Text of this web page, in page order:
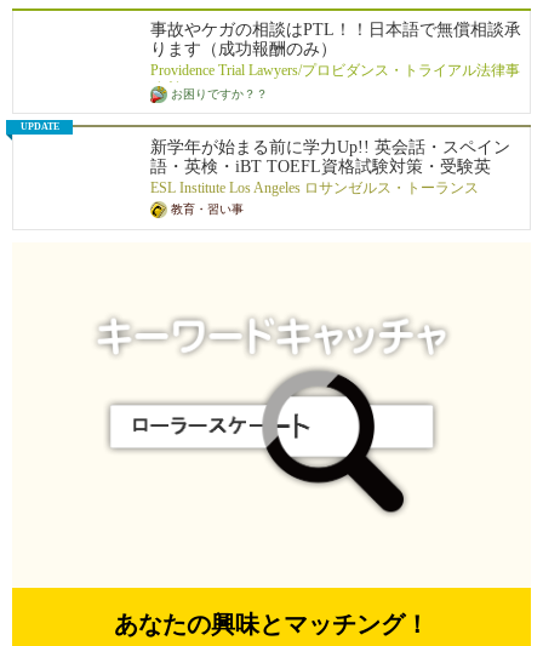
さい。お薬の処方だけでなく、薬を用いない治
療 (心理療法・カウンセリング・サイコセラピ
ー) も行っています。お薬が必要ない方もぜひお
気軽にお問い合わせ下さい。オンラインビデオ
通話を用いた遠隔診療・カウンセリングもあ
り。
事故やケガの相談はPTL！！日本語で無償相談承
ります（成功報酬のみ）
Providence Trial Lawyers/プロビダンス・トライアル法律事
務所 (EYL LAW)
お困りですか？？
UPDATE
新学年が始まる前に学力Up!! 英会話・スペイン
語・英検・iBT TOEFL資格試験対策・受験英
語・現地校&日本語学校の宿題サポート等々、日
本から駐在員としていらしているご家族も含
ESL Institute Los Angeles ロサンゼルス・トーランス
教育・習い事
あなたの興味とマッチング！